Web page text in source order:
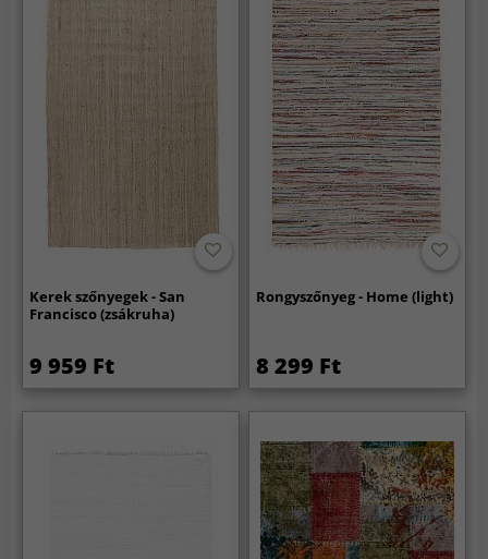
Kerek szőnyegek - San
Francisco (zsákruha)
9 959 Ft
Rongyszőnyeg - Home (light)
8 299 Ft